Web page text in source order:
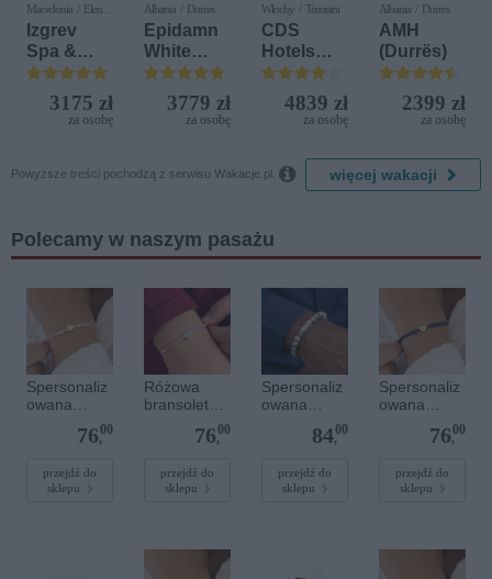
Macedonia / Elen
Kamen
Izgrev
Spa &
Aquapark
3175 zł
za osobę
Albania / Durres
Epidamn
White
Sensation
3779 zł
za osobę
Włochy / Terrasini
CDS
Hotels
Terrasini
(ex. Citta
del Mare)
4839 zł
za osobę
Albania / Durres
AMH
(Durrës)
2399 zł
za osobę
Powyższe treści pochodzą z serwisu Wakacje.pl.  więcej wakacji
Polecamy w naszym pasażu
Spersonaliz
owana
bransoletka
sznurkowa -
Złote kółko
76,
00
przejdź do
sklepu
Różowa
bransoletka
dla dzieci -
owana -
Srebrne
76,
00
przejdź do
sklepu
Spersonaliz
owana
bransoletka
szlachetnym
i - Szary - M
84,
00
przejdź do
sklepu
Spersonaliz
owana
bransoletka
sznurkowa -
Złote serce
76,
00
przejdź do
sklepu